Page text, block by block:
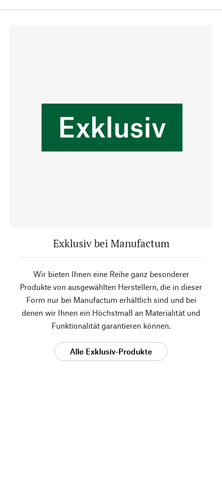
Exklusiv bei Manufactum
Wir bieten Ihnen eine Reihe ganz besonderer
Produkte von ausgewählten Herstellern, die in dieser
Form nur bei Manufactum erhältlich sind und bei
denen wir Ihnen ein Höchstmaß an Materialität und
Funktionalität garantieren können.
Alle Exklusiv-Produkte